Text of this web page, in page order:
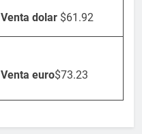
Venta dolar $61.92
Venta euro$73.23